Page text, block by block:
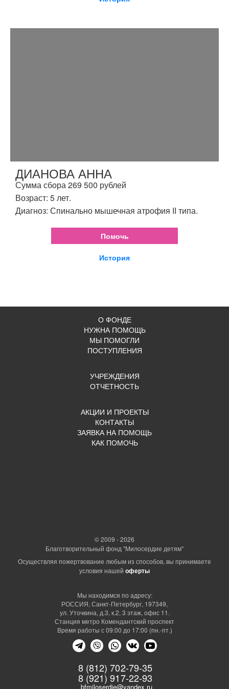
ДИАНОВА АННА
Сумма сбора 269 500 рублей
Возраст: 5 лет.
Диагноз: Спинально мышечная атрофия II типа.
Помочь
История
О ФОНДЕ
НУЖНА ПОМОЩЬ
МЫ ПОМОГЛИ
ПОСТУПЛЕНИЯ
УЧРЕЖДЕНИЯ
ОТЧЕТНОСТЬ
АКЦИИ И ПРОЕКТЫ
КОНТАКТЫ
ЗАЯВКА НА ПОМОЩЬ
КАК ПОМОЧЬ
© 2009 - 2026
Благотворительный фонд "Милосердие детям"
Осуществляя пожертвование любым из способов, вы принимаете
условия нашей оферты
8 (812) 702-79-35
8 (921) 917-22-93
bfmiloserdie@yandex.ru
Мы находимся по адресу:
РОССИЯ, Санкт-Петербург, 197349,
ул. Уточкина, д.3, к.2, 3 этаж, офис 11.
Станция метро Комендантский проспект
Время работы с 09:00 до 17:00 (пн.-пт.)